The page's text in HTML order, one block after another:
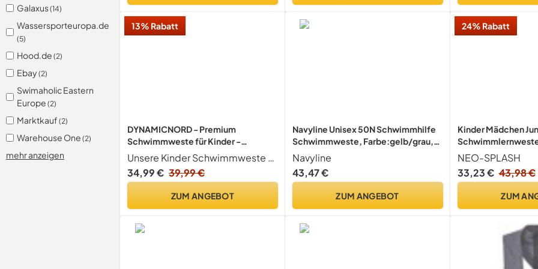
Galaxus(14)
Wassersporteuropa.de
(5)
Hood.de (2)
Ebay(2)
Swimaholic Eastern
Europe (2)
Marktkauf (2)
Warehouse One (2)
mehr anzeigen
13% Rabatt
DYNAMICNORD - Premium
Schwimmweste für Kinder -
Designed in Germany -
Schwimmhilfe von 15-19kg & 19-
30kg für sicheres Schwimmen,
Schwimmtraining
Unsere Kinder Schwimmweste Schwimmhilfe in leuchtenden Signalfarben vom Wassersportexperten DYNAMICNORD aus Deutschland Designed in Germany
34,99 € 39,99 €
ZUM ANGEBOT
Navyline Unisex 50N Schwimmhilfe
Schwimmweste, Farbe:gelb/grau,
Größe:70-90kg
Navyline
43,47 €
ZUM ANGEBOT
24% Rabatt
Kinder Mädchen
Schwimmen Jacket
mit Einstellbare
Alter 1-6 (KS-
NEO-SPLASH
33,23 € 43,98 €
ZUM